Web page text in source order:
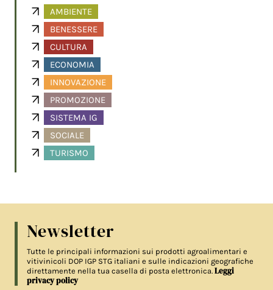
AMBIENTE
BENESSERE
CULTURA
ECONOMIA
INNOVAZIONE
PROMOZIONE
SISTEMA IG
SOCIALE
TURISMO
Newsletter
Tutte le principali informazioni sui prodotti agroalimentari e
vitivinicoli DOP IGP STG italiani e sulle indicazioni geografiche
direttamente nella tua casella di posta elettronica.Leggi
privacy policy